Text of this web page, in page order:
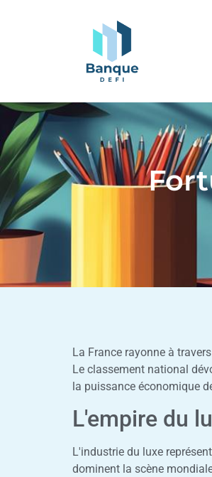
La France rayonne à
Le classement national
la puissance économique
L'empire du
L'industrie du luxe
dominent la scène